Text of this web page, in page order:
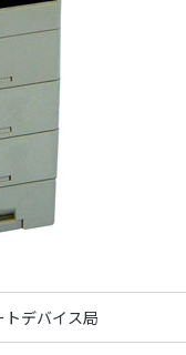
トデバイス局